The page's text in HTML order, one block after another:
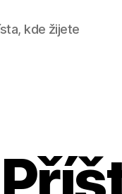
kde žijete